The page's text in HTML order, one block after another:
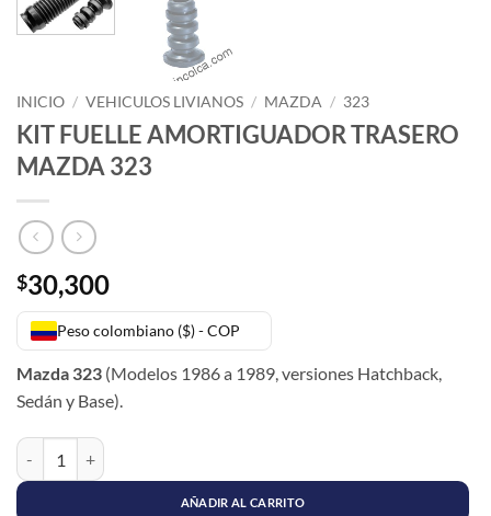
INICIO / VEHICULOS LIVIANOS / MAZDA / 323
KIT FUELLE AMORTIGUADOR TRASERO
MAZDA 323
$30,300
Peso colombiano ($) - COP
Mazda 323 (Modelos 1986 a 1989, versiones Hatchback,
Sedán y Base).
KIT FUELLE AMORTIGUADOR TRASERO MAZDA 323 cantidad
AÑADIR AL CARRITO